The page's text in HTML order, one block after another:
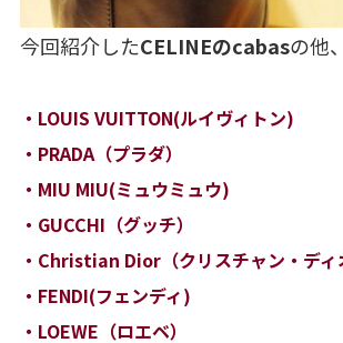
今回紹介したCELINEのcabasの他、
・LOUIS VUITTON(ルイヴィトン)
・PRADA（プラダ）
・MIU MIU(ミュウミュウ)
・GUCCHI（グッチ）
・Christian Dior（クリスチャン・ディ
・FENDI(フェンディ)
・LOEWE（ロエベ）